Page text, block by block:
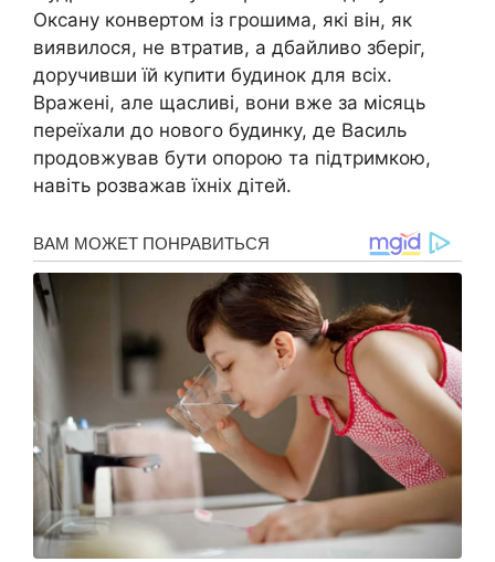
Оксану конвертом із грошима, які він, як
виявилося, не втратив, а дбайливо зберіг,
доручивши їй купити будинок для всіх.
Вражені, але щасливі, вони вже за місяць
переїхали до нового будинку, де Василь
продовжував бути опорою та підтримкою,
навіть розважав їхніх дітей.